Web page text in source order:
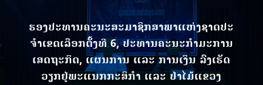
ຮອງປະທານຄະນະສະມາຊິກສາພາແຫ່ງຊາດປະ
ຈຳເຂດເລືອກຕັ້ງທີ 6, ປະທານຄະນະກຳມະການ
ເສດຖະກິດ, ແຜນການ ແລະ ການເງິນ ລົງເຮັດ
ວຽກຢູ່ພະແນກກະສິກໍາ ແລະ ປ່າໄມ້ແຂວງ